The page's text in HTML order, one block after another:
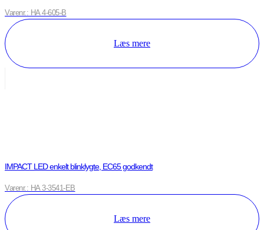
Varenr.: HA 4-605-B
Læs mere
IMPACT LED enkelt blinklygte, EC65 godkendt
Varenr.: HA 3-3541-EB
Læs mere